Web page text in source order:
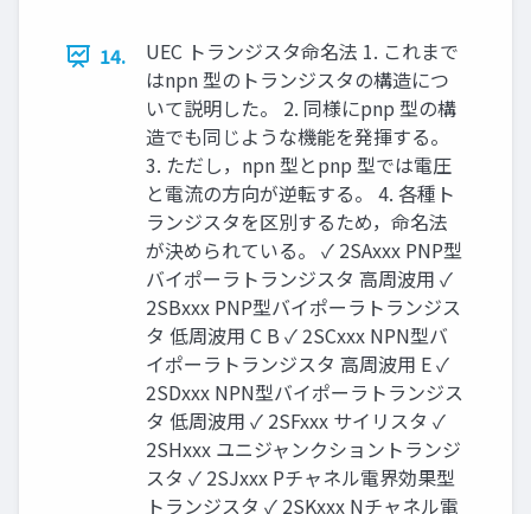
14.
UEC トランジスタ命名法 1. これまで
はnpn 型のトランジスタの構造につ
いて説明した。 2. 同様にpnp 型の構
造でも同じような機能を発揮する。
3. ただし，npn 型とpnp 型では電圧
と電流の方向が逆転する。 4. 各種ト
ランジスタを区別するため，命名法
が決められている。 ✓ 2SAxxx PNP型
バイポーラトランジスタ 高周波用 ✓
2SBxxx PNP型バイポーラトランジス
タ 低周波用 C B ✓ 2SCxxx NPN型バ
イポーラトランジスタ 高周波用 E ✓
2SDxxx NPN型バイポーラトランジス
タ 低周波用 ✓ 2SFxxx サイリスタ ✓
2SHxxx ユニジャンクショントランジ
スタ ✓ 2SJxxx Pチャネル電界効果型
トランジスタ ✓ 2SKxxx Nチャネル電